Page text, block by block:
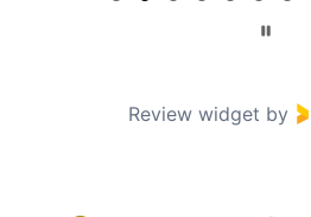
Review widget by